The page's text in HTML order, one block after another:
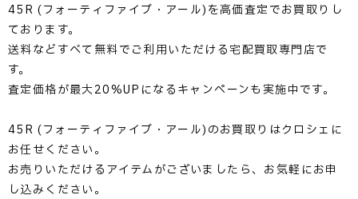
45R (フォーティファイブ・アール)を高価査定でお買取りし
ております。
送料などすべて無料でご利用いただける宅配買取専門店で
す。
査定価格が最大20%UPになるキャンペーンも実施中です。
45R (フォーティファイブ・アール)のお買取りはクロシェに
お任せください。
お売りいただけるアイテムがございましたら、お気軽にお申
し込みください。